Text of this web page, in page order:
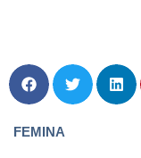
FEMINA